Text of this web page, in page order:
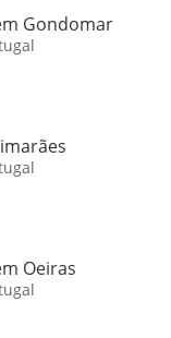
Gondomar
Oeiras